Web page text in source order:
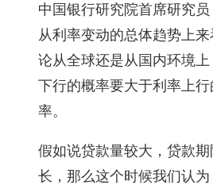
中国银行研究院首席研究员
从利率变动的总体趋势上
论从全球还是从国内环境
下行的概率要大于利率上行
率。
假如说贷款量较大，贷款期
长，那么这个时候我们认为